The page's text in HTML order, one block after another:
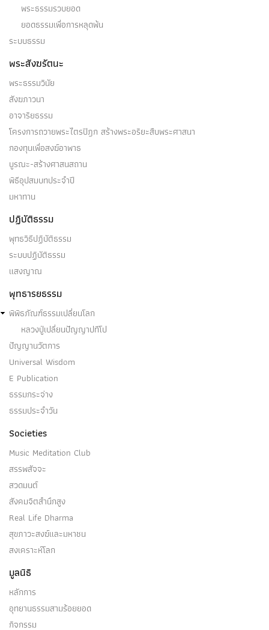
พระธรรมรวบยอด
ยอดธรรมเพื่อการหลุดพ้น
ระบบธรรม
พระสังฆรัตนะ
พระธรรมวินัย
สังฆภาวนา
อาจาริยธรรม
โครงการถวายพระไตรปิฎก สร้างพระอริยะสืบพระศาสนา
กองทุนเพื่อสงฆ์อาพาธ
บูรณะ-สร้างศาสนสถาน
พิธีอุปสมบทประจำปี
มหาทาน
ปฏิบัติธรรม
พุทธวิธีปฏิบัติธรรม
ระบบปฏิบัติธรรม
แสงญาณ
พุทธารยธรรม
พิพิธภัณฑ์ธรรมเปลี่ยนโลก
หลวงปู่เปลี่ยนปัญญาปทีโป
ปัญญานวัตการ
Universal Wisdom
E Publication
ธรรมกระจ่าง
ธรรมประจำวัน
Societies
Music Meditation Club
สรรพสัจจะ
สวดมนต์
สังคมจิตสำนึกสูง
Real Life Dharma
สุขภาวะสงฆ์และมหาชน
สงเคราะห์โลก
มูลนิธิ
หลักการ
อุทยานธรรมสามร้อยยอด
กิจกรรม